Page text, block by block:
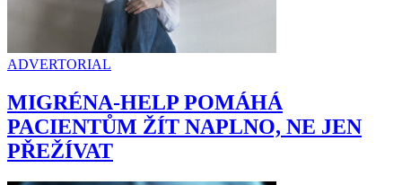
ADVERTORIAL
MIGRÉNA-HELP POMÁHÁ
PACIENTŮM ŽÍT NAPLNO, NE JEN
PŘEŽÍVAT